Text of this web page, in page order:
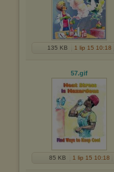
135 KB 1 lip 15 10:18
57.gif
85 KB 1 lip 15 10:18